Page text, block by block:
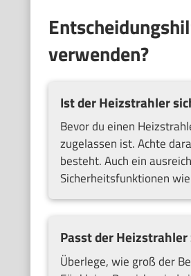
verwenden?
Ist der Heizstrahler
Bevor du einen
zugelassen ist. Achte
besteht. Auch ein
Sicherheitsfunktionen
Passt der
Überlege, wie groß der